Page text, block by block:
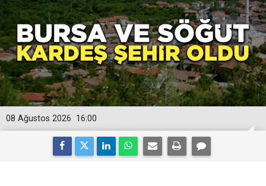
16:00
08 Ağustos 2026